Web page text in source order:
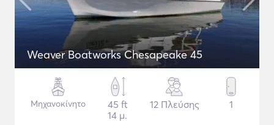
Weaver Boatworks Chesapeake 45
Μηχανοκίνητο
45 ft
14 μ.
12 Πλεύσης 1